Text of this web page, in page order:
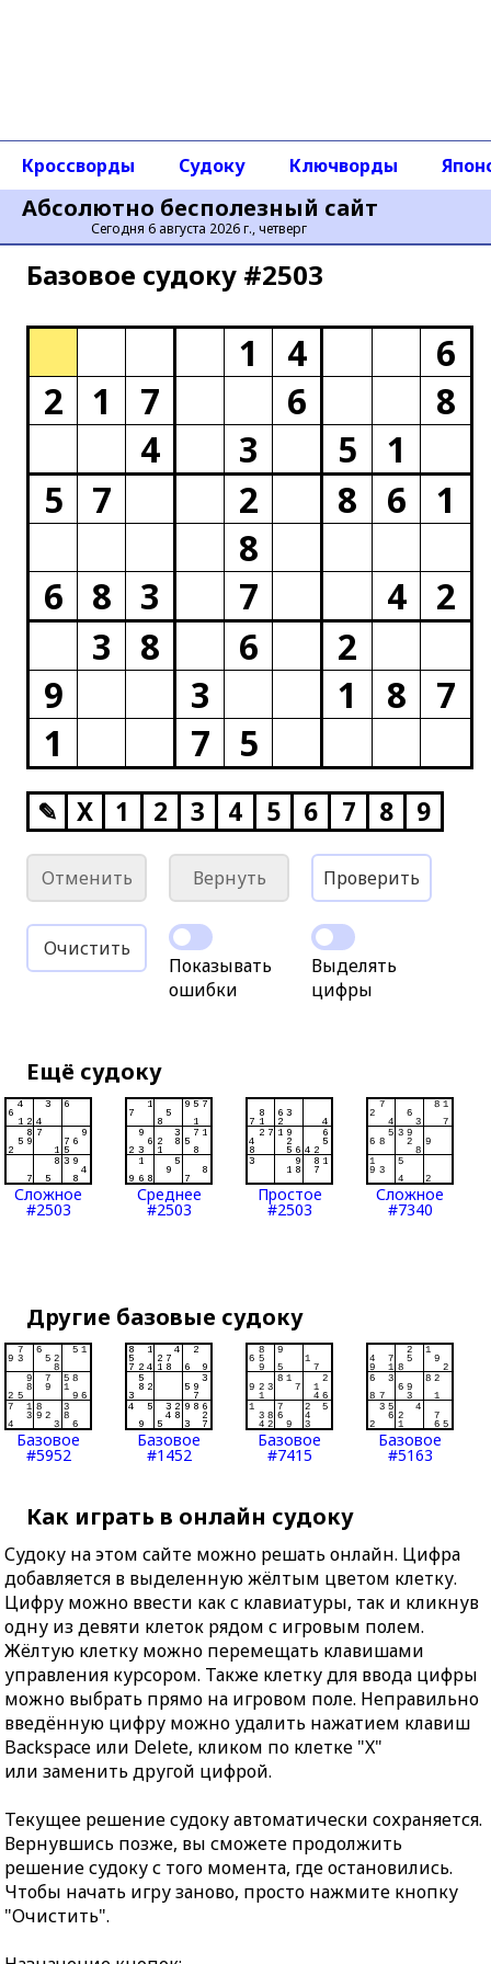
Абсолютно бесполезный сайт
Сегодня 6 августа 2026 г., четверг
Кроссворды Судоку Ключворды
Базовое cудоку #2503
1 4
6
2
1 7 6
8
4
3 5
1
5
7 2 8 6
1
8
6
8 3 7 4
2
3
8 6
2
9
3 1 8
7
1
7 5
✎ X 1 2 3 4 5 6 7 8 9
Отменить Вернуть Проверить
Очистить
Показывать
ошибки
Выделять
цифры
Ещё судоку
Сложное
#2503
Среднее
#2503
Простое
#2503
Сложное
#7340
Другие базовые судоку
Базовое
#5952
Базовое
#1452
Базовое
#7415
Базовое
#5163
Как играть в онлайн судоку
Судоку на этом сайте можно решать онлайн. Цифра
добавляется в выделенную жёлтым цветом клетку.
Цифру можно ввести как с клавиатуры, так и кликнув
одну из девяти клеток рядом с игровым полем.
Жёлтую клетку можно перемещать клавишами
управления курсором. Также клетку для ввода цифры
можно выбрать прямо на игровом поле. Неправильно
введённую цифру можно удалить нажатием клавиш
Backspace или Delete, кликом по клетке "X"
или заменить другой цифрой.
Текущее решение судоку автоматически сохраняется.
Вернувшись позже, вы сможете продолжить
решение судоку с того момента, где остановились.
Чтобы начать игру заново, просто нажмите кнопку
"Очистить".